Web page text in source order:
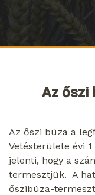
Az őszi
Az őszi búza a
Vetésterülete évi
jelenti, hogy a
termesztjük. A
őszibúza-